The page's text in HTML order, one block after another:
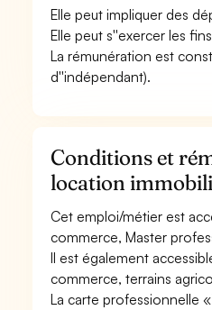
Elle peut impliquer des
Elle peut s''exercer les
La rémunération est
d''indépendant).
Conditions et
location
Cet emploi/métier est
commerce, Master
Il est également
commerce, terrains
La carte professionnelle